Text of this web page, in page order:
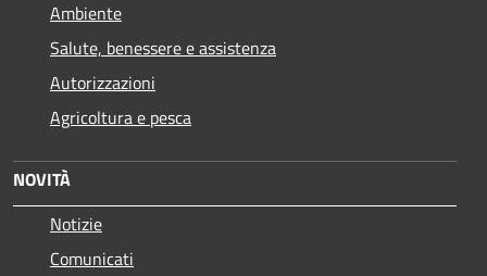
Ambiente
Salute, benessere e assistenza
Autorizzazioni
Agricoltura e pesca
NOVITÀ
Notizie
Comunicati